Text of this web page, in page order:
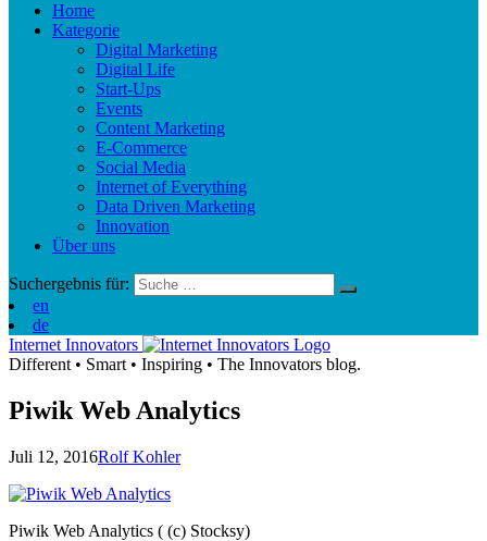
Home
Kategorie
Digital Marketing
Digital Life
Start-Ups
Events
Content Marketing
E-Commerce
Social Media
Internet of Everything
Data Driven Marketing
Innovation
Über uns
Suchergebnis für:
en
de
Internet Innovators
Different • Smart • Inspiring • The Innovators blog.
Piwik Web Analytics
Juli 12, 2016Rolf Kohler
Piwik Web Analytics ( (c) Stocksy)